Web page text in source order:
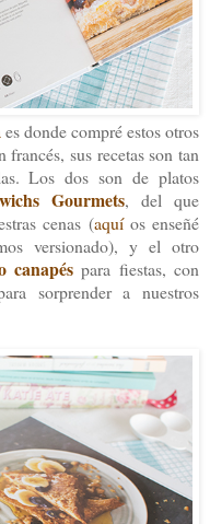
es donde compré estos otros
sus recetas son tan
Los dos son de platos
Gourmets, del que
cenas (aquíos enseñé
versionado), y el otro
canapés para fiestas, con
sorprender a nuestros